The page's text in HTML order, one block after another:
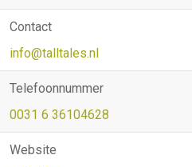
Contact
info@talltales.nl
Telefoonnummer
0031 6 36104628
Website